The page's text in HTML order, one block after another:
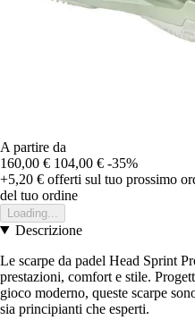
A partire da
160,00 € 104,00 € -35%
+5,20 € offerti sul tuo prossimo
del tuo ordine
Loading...
Descrizione
Le scarpe da padel Head Sprint
prestazioni, comfort e stile.
gioco moderno, queste scarpe
sia principianti che esperti.